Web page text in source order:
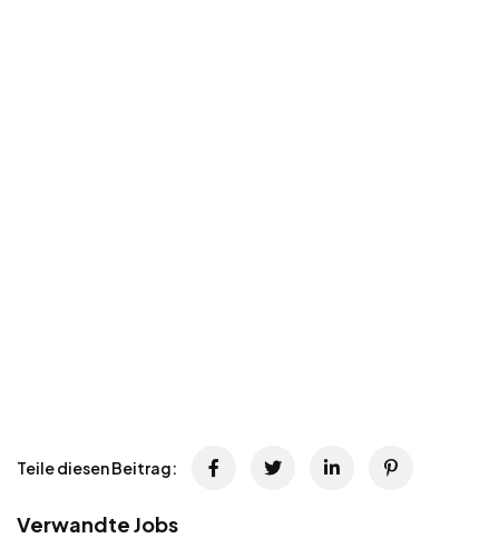
Teile diesen Beitrag:
Verwandte Jobs